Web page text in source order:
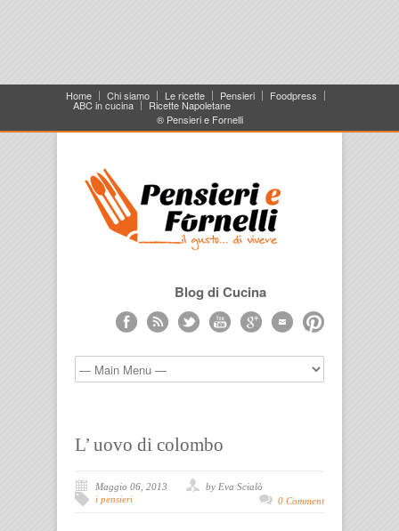
Home Chi siamo Le ricette Pensieri Foodpress
ABC in cucina
Ricette Napoletane
® Pensieri e Fornelli
Blog di Cucina
L’ uovo di colombo
Maggio 06, 2013
by Eva Scialò
i pensieri
0 Comment